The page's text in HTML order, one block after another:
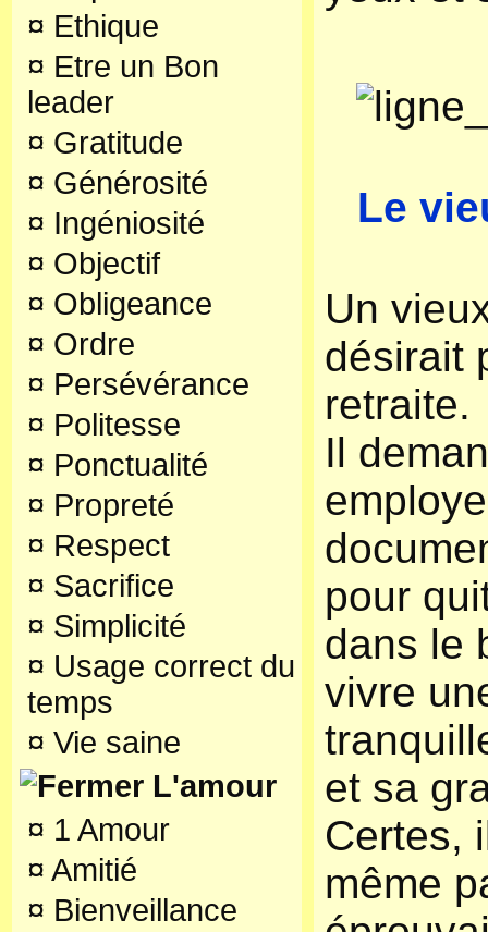
¤ Ethique
¤ Etre un Bon
leader
¤ Gratitude
¤ Générosité
¤ Ingéniosité
¤ Objectif
¤ Obligeance
¤ Ordre
¤ Persévérance
¤ Politesse
¤ Ponctualité
¤ Propreté
¤ Respect
¤ Sacrifice
¤ Simplicité
¤ Usage correct du
temps
¤ Vie saine
L'amour
¤ 1 Amour
¤ Amitié
¤ Bienveillance
Le
Un
désirait
retraite.
Il
pour
dans le
vivre
et sa
Certes,
même